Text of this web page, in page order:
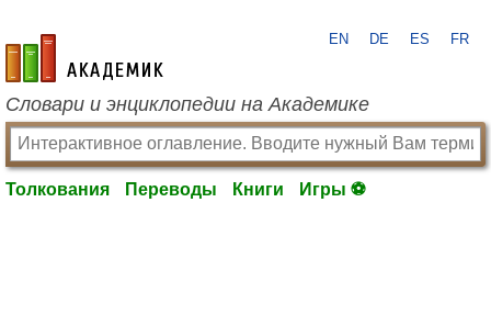
academic.ru
EN DE ES FR
Словари и энциклопедии на Академике
Толкования Переводы Книги Игры ⚽